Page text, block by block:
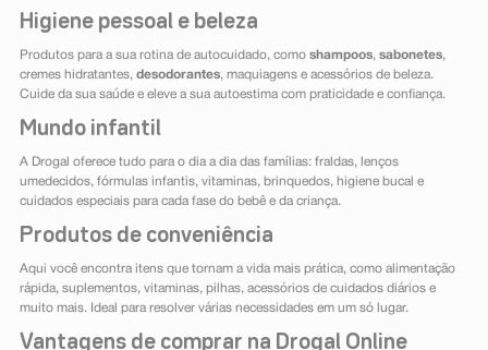
Higiene pessoal e beleza
Produtos para a sua rotina de autocuidado, como shampoos, sabonetes,
cremes hidratantes, desodorantes, maquiagens e acessórios de beleza.
Cuide da sua saúde e eleve a sua autoestima com praticidade e confiança.
Mundo infantil
A Drogal oferece tudo para o dia a dia das famílias: fraldas, lenços
umedecidos, fórmulas infantis, vitaminas, brinquedos, higiene bucal e
cuidados especiais para cada fase do bebê e da criança.
Produtos de conveniência
Aqui você encontra itens que tornam a vida mais prática, como alimentação
rápida, suplementos, vitaminas, pilhas, acessórios de cuidados diários e
muito mais. Ideal para resolver várias necessidades em um só lugar.
Vantagens de comprar na Drogal Online